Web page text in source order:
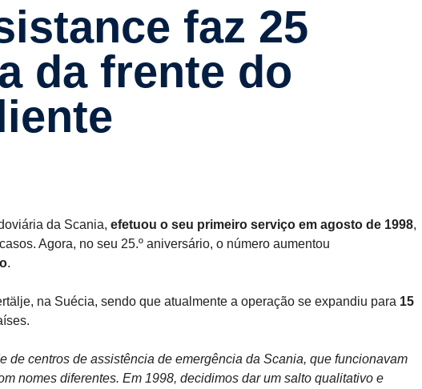
da frente do
da Scania, efetuou o seu primeiro serviço em agosto de 1998,
Agora, no seu 25.º aniversário, o número aumentou
.
na Suécia, sendo que atualmente a operação se expandiu para 15
de centros de assistência de emergência da Scania, que funcionavam
nomes diferentes. Em 1998, decidimos dar um salto qualitativo e